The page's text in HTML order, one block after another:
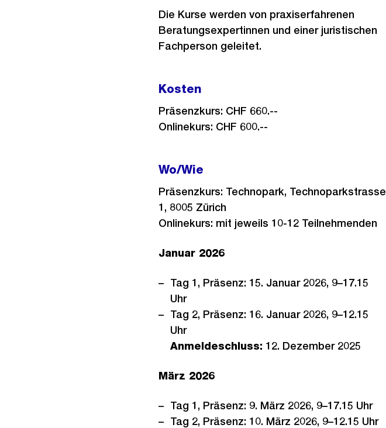
Die Kurse werden von praxiserfahrenen
Beratungsexpertinnen und einer juristischen
Fachperson geleitet.
Kosten
Präsenzkurs: CHF 660.--
Onlinekurs: CHF 600.--
Wo/Wie
Präsenzkurs: Technopark, Technoparkstrasse
1, 8005 Zürich
Onlinekurs: mit jeweils 10-12 Teilnehmenden
Januar 2026
Tag 1, Präsenz: 15. Januar 2026, 9–17.15
Uhr
Tag 2, Präsenz: 16. Januar 2026, 9–12.15
Uhr
Anmeldeschluss: 12. Dezember 2025
März 2026
Tag 1, Präsenz: 9. März 2026, 9–17.15 Uhr
Tag 2, Präsenz: 10. März 2026, 9–12.15 Uhr